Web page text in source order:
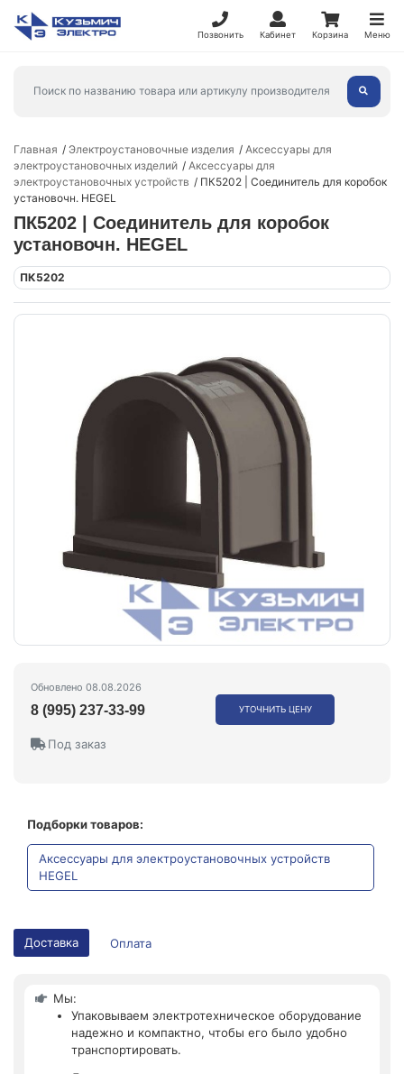
Позвонить Кабинет Корзина Меню
Главная Электроустановочные изделия
Аксессуары для
электроустановочных изделий
Аксессуары для
электроустановочных устройств
ПК5202 | Соединитель для коробок
установочн. HEGEL
ПК5202 | Соединитель для коробок
установочн. HEGEL
ПК5202
Обновлено 08.08.2026
8 (995) 237-33-99 УТОЧНИТЬ ЦЕНУ
Под заказ
Подборки товаров:
Аксессуары для электроустановочных устройств
HEGEL
Доставка Оплата
Мы:
Упаковываем электротехническое оборудование
надежно и компактно, чтобы его было удобно
транспортировать.